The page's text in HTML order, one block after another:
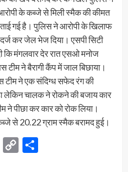
के कब्जे से मिली स्मैक की कीमत
गई है। पुलिस ने आरोपी के खिलाफ
कर जेल भेज दिया। एसपी सिटी
कि मंगलवार देर रात एसओ मनोज
टीम ने बैरागी कैंप में जाल बिछाया।
टीम ने एक संदिग्ध सफेद रंग की
लेकिन चालक ने रोकने की बजाय कार
ने पीछा कर कार को रोक लिया।
से 20.22 ग्राम स्मैक बरामद हुई।
CopyShare